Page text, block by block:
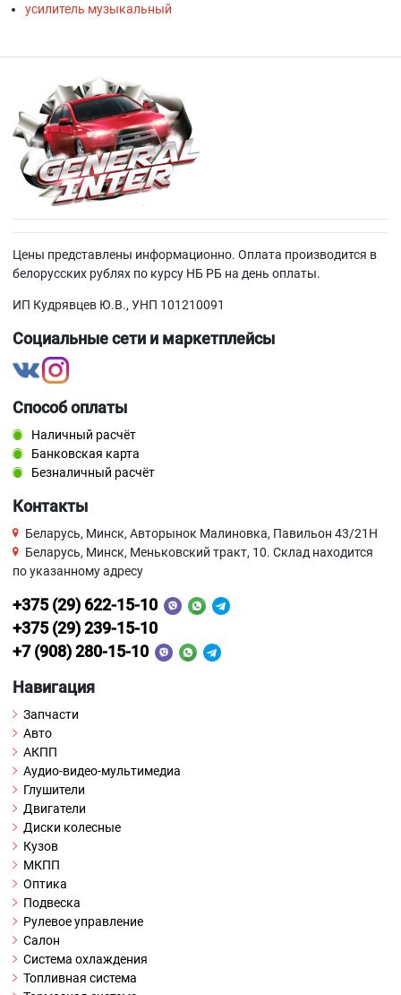
усилитель музыкальный
Цены представлены информационно. Оплата производится в
белорусских рублях по курсу НБ РБ на день оплаты.
ИП Кудрявцев Ю.В., УНП 101210091
Социальные сети и маркетплейсы
Способ оплаты
Наличный расчёт
Банковская карта
Безналичный расчёт
Контакты
Беларусь, Минск, Авторынок Малиновка, Павильон 43/21Н
Беларусь, Минск, Меньковский тракт, 10. Склад находится
по указанному адресу
+375 (29) 622-15-10
+375 (29) 239-15-10
+7 (908) 280-15-10
Навигация
Запчасти
Авто
АКПП
Аудио-видео-мультимедиа
Глушители
Двигатели
Диски колесные
Кузов
МКПП
Оптика
Подвеска
Рулевое управление
Салон
Система охлаждения
Топливная система